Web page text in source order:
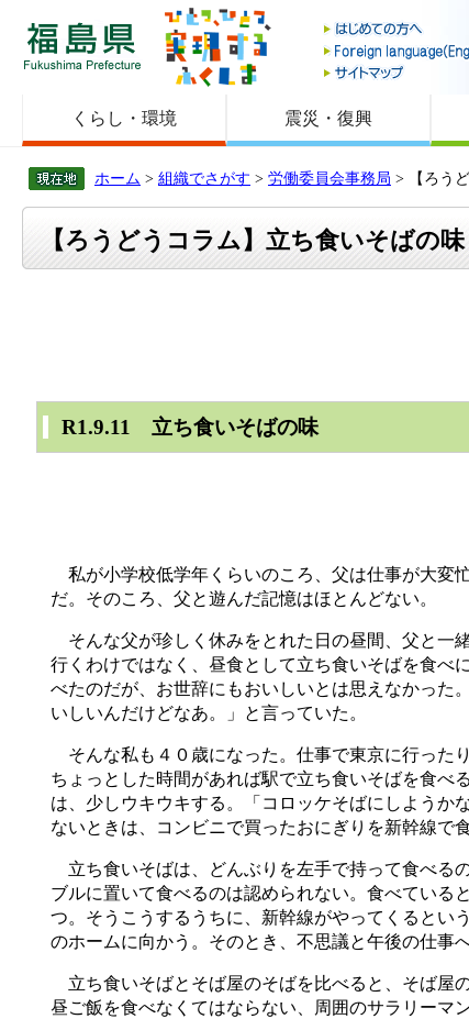
福島県
くらし・環境 震災・復興
ホーム > 組織でさがす > 労働委員会事務局 > 【ろう
【ろうどうコラム】立ち食いそばの味
R1.9.11 立ち食いそばの味
私が小学校低学年くらいのころ、父は仕事が大変
だ。そのころ、父と遊んだ記憶はほとんどない。
そんな父が珍しく休みをとれた日の昼間、父と一
行くわけではなく、昼食として立ち食いそばを食べ
べたのだが、お世辞にもおいしいとは思えなかった
いしいんだけどなあ。」と言っていた。
そんな私も４０歳になった。仕事で東京に行った
ちょっとした時間があれば駅で立ち食いそばを食べ
は、少しウキウキする。「コロッケそばにしようか
ないときは、コンビニで買ったおにぎりを新幹線で
立ち食いそばは、どんぶりを左手で持って食べる
ブルに置いて食べるのは認められない。食べている
つ。そうこうするうちに、新幹線がやってくるとい
のホームに向かう。そのとき、不思議と午後の仕事
立ち食いそばとそば屋のそばを比べると、そば屋
昼ご飯を食べなくてはならない、周囲のサラリーマ